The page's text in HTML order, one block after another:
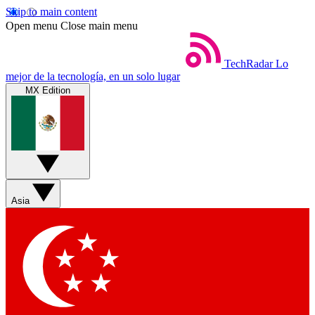
Skip to main content
Open menu Close main menu
TechRadar Lo
mejor de la tecnología, en un solo lugar
MX Edition
Asia